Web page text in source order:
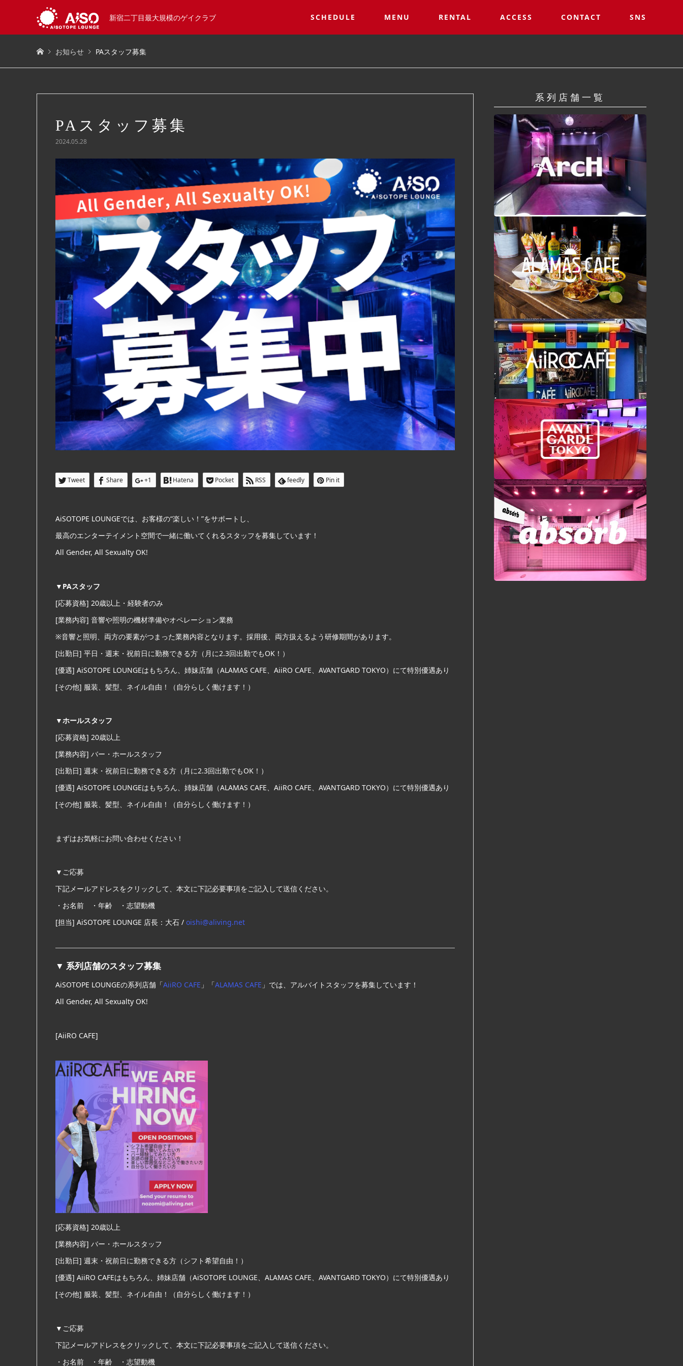
新宿二丁目最大規模のゲイクラブ SCHEDULE MENU RENTAL ACCESS CONTACT SNS
お知らせ PAスタッフ募集
PAスタッフ募集
2024.05.28
Tweet Share +1 Hatena Pocket RSS feedly Pin it
AiSOTOPE LOUNGEでは、お客様の“楽しい！”をサポートし、
最高のエンターテイメント空間で一緒に働いてくれるスタッフを募集しています！
All Gender, All Sexualty OK!
▼PAスタッフ
[応募資格] 20歳以上・経験者のみ
[業務内容] 音響や照明の機材準備やオペレーション業務
※音響と照明、両方の要素がつまった業務内容となります。採用後、両方扱えるよう研修期間があります。
[出勤日] 平日・週末・祝前日に勤務できる方（月に2.3回出勤でもOK！）
[優遇] AiSOTOPE LOUNGEはもちろん、姉妹店舗（ALAMAS CAFE、AiiRO CAFE、AVANTGARD TOKYO）にて特別優遇あり
[その他] 服装、髪型、ネイル自由！（自分らしく働けます！）
▼ホールスタッフ
[応募資格] 20歳以上
[業務内容] バー・ホールスタッフ
[出勤日] 週末・祝前日に勤務できる方（月に2.3回出勤でもOK！）
[優遇] AiSOTOPE LOUNGEはもちろん、姉妹店舗（ALAMAS CAFE、AiiRO CAFE、AVANTGARD TOKYO）にて特別優遇あり
[その他] 服装、髪型、ネイル自由！（自分らしく働けます！）
まずはお気軽にお問い合わせください！
▼ご応募
下記メールアドレスをクリックして、本文に下記必要事項をご記入して送信ください。
・お名前 ・年齢 ・志望動機
[担当] AiSOTOPE LOUNGE 店長：大石 / oishi@aliving.net
▼ 系列店舗のスタッフ募集
AiSOTOPE LOUNGEの系列店舗「AiiRO CAFE 」「ALAMAS CAFE 」では、アルバイトスタッフを募集しています！
All Gender, All Sexualty OK!
[AiiRO CAFE]
[応募資格] 20歳以上
[業務内容] バー・ホールスタッフ
[出勤日] 週末・祝前日に勤務できる方（シフト希望自由！）
[優遇] AiiRO CAFEはもちろん、姉妹店舗（AiSOTOPE LOUNGE、ALAMAS CAFE、AVANTGARD TOKYO）にて特別優遇あり
[その他] 服装、髪型、ネイル自由！（自分らしく働けます！）
▼ご応募
下記メールアドレスをクリックして、本文に下記必要事項をご記入して送信ください。
・お名前 ・年齢 ・志望動機
系列店舗一覧